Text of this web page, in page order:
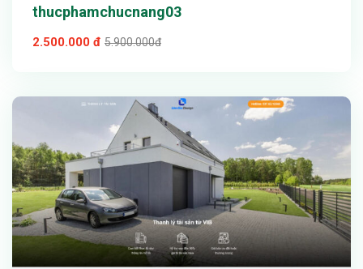
thucphamchucnang03
2.500.000 đ 5.900.000đ
Chi tiết